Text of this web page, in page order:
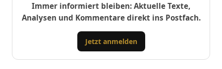
Immer informiert bleiben: Aktuelle Texte,
Analysen und Kommentare direkt ins Postfach.
Jetzt anmelden